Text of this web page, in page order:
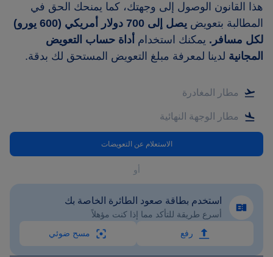
هذا القانون الوصول إلى وجهتك، كما يمنحك الحق في
المطالبة بتعويض
يصل إلى 700 دولار أمريكي (600 يورو)
لكل مسافر. يمكنك استخدام أداة حساب التعويض
المجانية لدينا لمعرفة مبلغ التعويض المستحق لك بدقة.
الاستعلام عن التعويضات
أو
استخدم بطاقة صعود الطائرة الخاصة بك
أسرع طريقة للتأكد مما إذا كنت مؤهلاً
رفع
مسح ضوئي